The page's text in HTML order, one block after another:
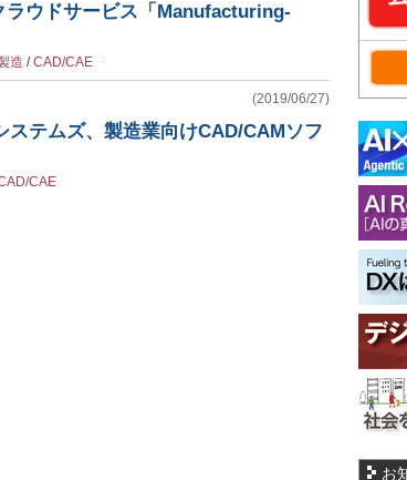
ラウドサービス「Manufacturing-
造 /CAD/CAE
(2019/06/27)
ステムズ、製造業向けCAD/CAMソフ
CAE
お